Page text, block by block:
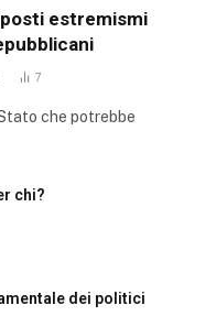
estremismi
7
che potrebbe
chi?
dei politici